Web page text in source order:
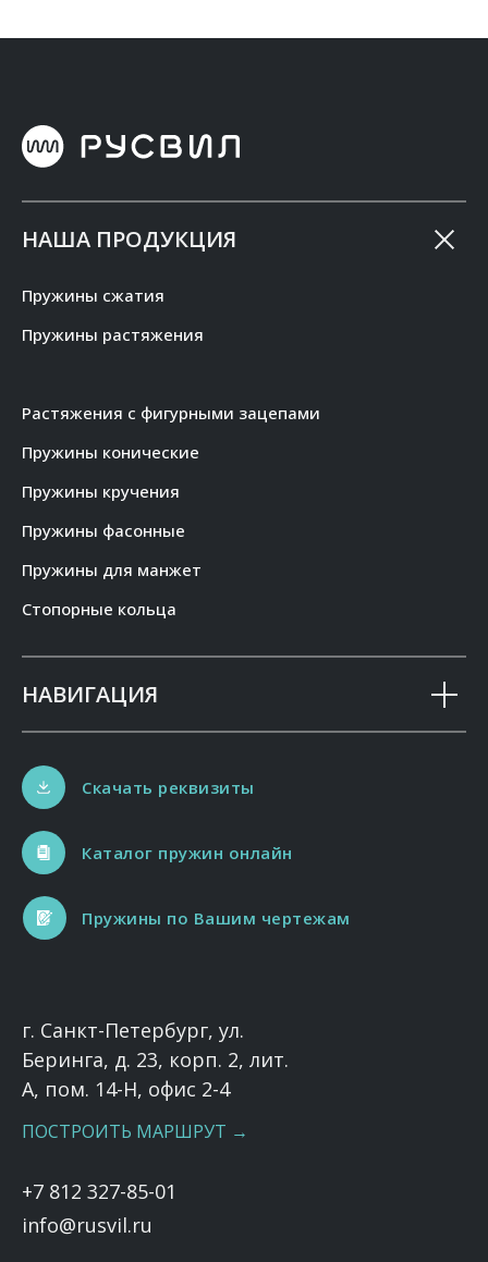
НАША ПРОДУКЦИЯ
Пружины сжатия
Пружины растяжения
Растяжения с фигурными зацепами
Пружины конические
Пружины кручения
Пружины фасонные
Пружины для манжет
Стопорные кольца
НАВИГАЦИЯ
Каталог пружин онлайн
Пружины по Вашим чертежам
Скачать реквизиты
г. Санкт-Петербург, ул.
Беринга, д. 23, корп. 2, лит.
А, пом. 14-Н, офис 2-4
ПОСТРОИТЬ МАРШРУТ →
+7 812 327-85-01
info@rusvil.ru